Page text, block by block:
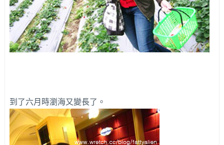
到了六月時瀏海又變長了。